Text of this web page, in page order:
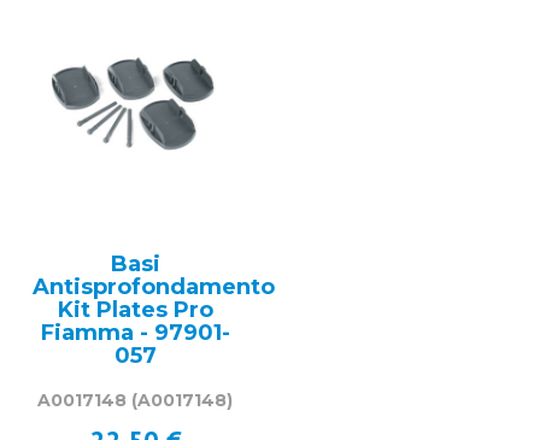
Basi
Antisprofondamento
Kit Plates Pro
Fiamma - 97901-
057
A0017148 (A0017148)